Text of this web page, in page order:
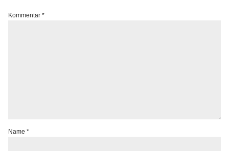
Kommentar*
Name*